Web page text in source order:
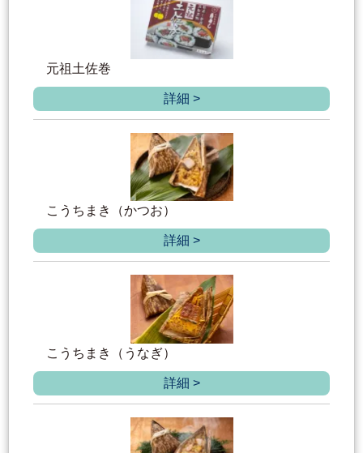
元祖土佐巻
詳細 >
こうちまき（かつお）
詳細 >
こうちまき（うなぎ）
詳細 >